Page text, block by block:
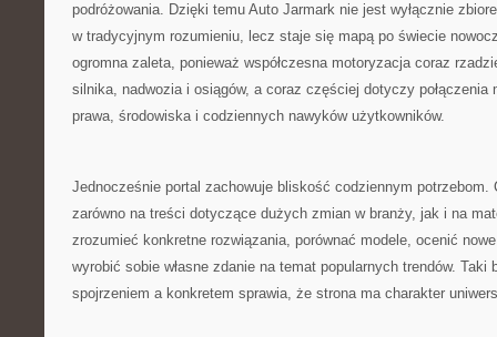
podróżowania. Dzięki temu Auto Jarmark nie jest wyłącznie
w tradycyjnym rozumieniu, lecz staje się mapą po świecie
ogromna zaleta, ponieważ współczesna motoryzacja coraz
silnika, nadwozia i osiągów, a coraz częściej dotyczy połączenia
prawa, środowiska i codziennych nawyków użytkowników.
Jednocześnie portal zachowuje bliskość codziennym
zarówno na treści dotyczące dużych zmian w branży, jak i na
zrozumieć konkretne rozwiązania, porównać modele, ocenić
wyrobić sobie własne zdanie na temat popularnych trendów.
spojrzeniem a konkretem sprawia, że strona ma charakter